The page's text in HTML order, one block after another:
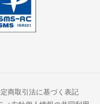
商取引法に基づく表記